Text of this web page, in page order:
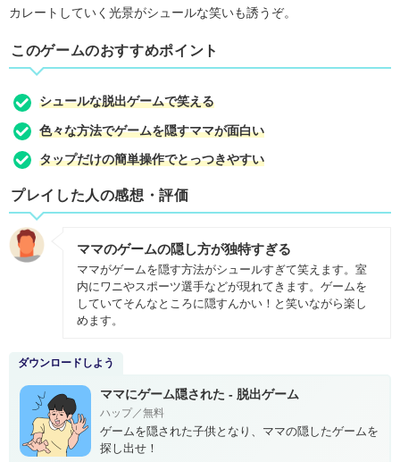
カレートしていく光景がシュールな笑いも誘うぞ。
このゲームのおすすめポイント
シュールな脱出ゲームで笑える
色々な方法でゲームを隠すママが面白い
タップだけの簡単操作でとっつきやすい
プレイした人の感想・評価
ママのゲームの隠し方が独特すぎる
ママがゲームを隠す方法がシュールすぎて笑えます。室
内にワニやスポーツ選手などが現れてきます。ゲームを
していてそんなところに隠すんかい！と笑いながら楽し
めます。
ダウンロードしよう
ママにゲーム隠された - 脱出ゲーム
ハップ／無料
ゲームを隠された子供となり、ママの隠したゲームを
探し出せ！